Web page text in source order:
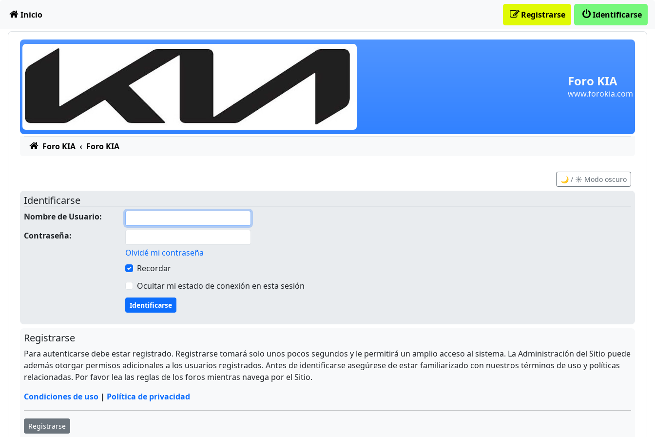
Obviar
Foro KIA
www.forokia.com
Inicio Identificarse
Registrarse
Foro KIA Foro KIA
🌙 / ☀️ Modo oscuro
Identificarse
Nombre de Usuario:
Contraseña:
Olvidé mi contraseña
Recordar
Ocultar mi estado de conexión en esta sesión
Registrarse
Para autenticarse debe estar registrado. Registrarse tomará solo unos pocos segundos y le permitirá un amplio acceso al sistema. La Administración del Sitio puede
además otorgar permisos adicionales a los usuarios registrados. Antes de identificarse asegúrese de estar familiarizado con nuestros términos de uso y políticas
relacionadas. Por favor lea las reglas de los foros mientras navega por el Sitio.
Condiciones de uso | Política de privacidad
Registrarse